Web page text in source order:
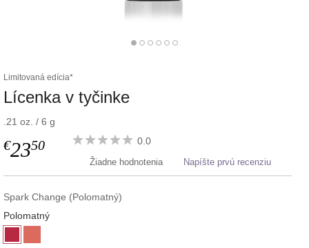
Limitovaná edícia*
Lícenka v tyčinke
.21 oz. / 6 g
€2350 0.0
Žiadne hodnotenia Napíšte prvú recenziu
Spark Change (Polomatný)
Polomatný